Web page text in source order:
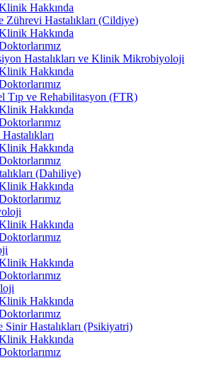
Hakkında
Zührevi Hastalıkları (Cildiye)
Hakkında
Hastalıkları ve Klinik Mikrobiyoloji
Hakkında
Tıp ve Rehabilitasyon (FTR)
Hakkında
Hakkında
(Dahiliye)
Hakkında
Hakkında
Hakkında
Hakkında
Sinir Hastalıkları (Psikiyatri)
Hakkında